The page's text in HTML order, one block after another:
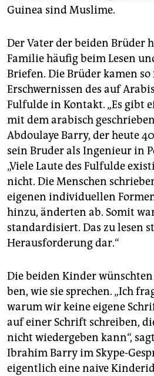
Guinea sind Muslime.
Der Vater der beiden Brüder
Familie häufig beim Lesen
Briefen. Die Brüder kamen
Erschwernissen des auf
Fulfulde in Kontakt. „Es gibt
mit dem arabisch
Abdoulaye Barry, der heute
sein Bruder als Ingenieur in
„Viele Laute des Fulfulde
nicht. Die Menschen
eigenen individuellen
hinzu, änderten ab. Somit
standardisiert. Das zu lesen
Herausforderung dar.“
Die beiden Kinder
ben, wie sie sprechen. „Ich
warum wir keine eigene
auf einer Schrift schreiben,
nicht wiedergeben kann“,
Ibrahim Barry im Skype-
eigentlich eine naive